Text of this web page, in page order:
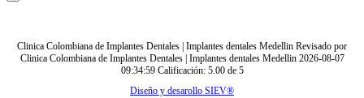
Clinica Colombiana de Implantes Dentales | Implantes dentales Medellin Revisado por
Clinica Colombiana de Implantes Dentales | Implantes dentales Medellin 2026-08-07
09:34:59 Calificación: 5.00 de 5
Diseño y desarollo SIEV®